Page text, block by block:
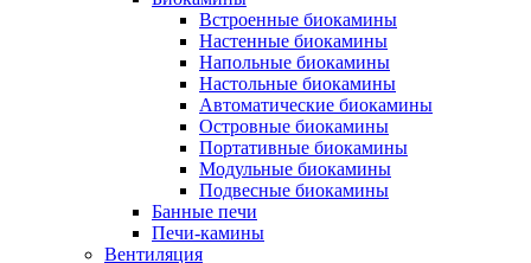
Встроенные биокамины
Настенные биокамины
Напольные биокамины
Настольные биокамины
Автоматические биокамины
Островные биокамины
Портативные биокамины
Модульные биокамины
Подвесные биокамины
Банные печи
Печи-камины
Вентиляция